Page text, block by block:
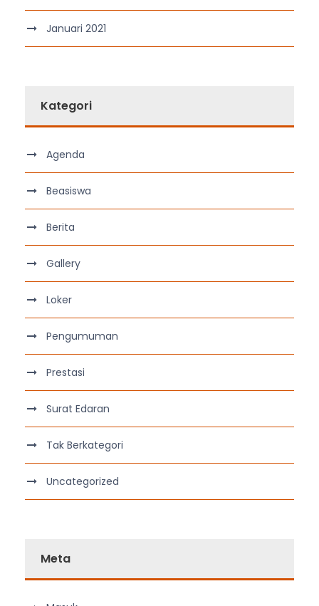
Januari 2021
Kategori
Agenda
Beasiswa
Berita
Gallery
Loker
Pengumuman
Prestasi
Surat Edaran
Tak Berkategori
Uncategorized
Meta